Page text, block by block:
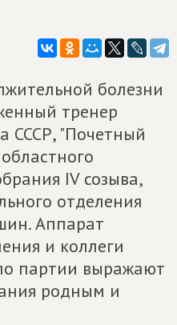
болезни
тренер
СССР, "Почетный
IV созыва,
отделения
Аппарат
и коллеги
партии выражают
родным и